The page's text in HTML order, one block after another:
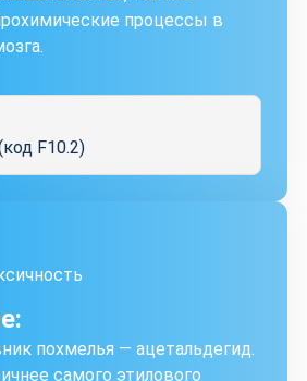
процессы в
F10.2)
похмелья — ацетальдегид.
самого этилового